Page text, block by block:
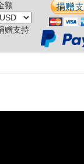
工「不甩禁令」狂掃
额
赠支持